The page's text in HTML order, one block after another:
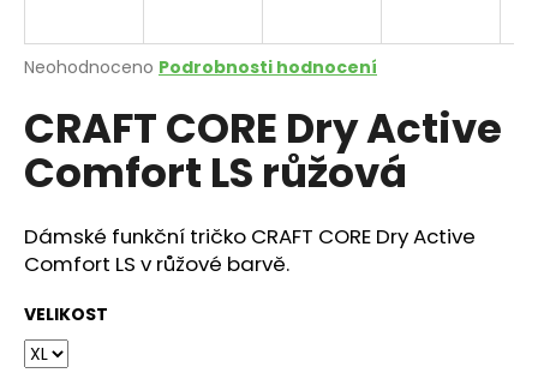
Průměrné
produktu
je
0,0
z
hvězdiček.
Neohodnoceno Podrobnosti hodnocení
CRAFT CORE Dry Active
Comfort LS růžová
Dámské funkční tričko CRAFT CORE Dry Active
Comfort LS v růžové barvě.
VELIKOST
j
t
?
HLEDAT